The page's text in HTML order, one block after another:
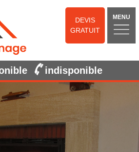
DEVIS
GRATUIT
MENU
indisponible